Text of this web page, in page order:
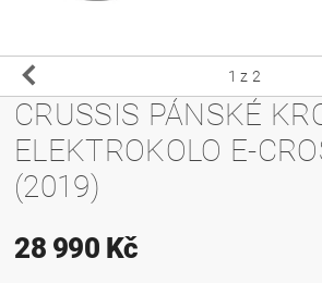
1 z 2
CRUSSIS PÁNSKÉ KROSOVÉ
ELEKTROKOLO E-
(2019)
28 990 Kč